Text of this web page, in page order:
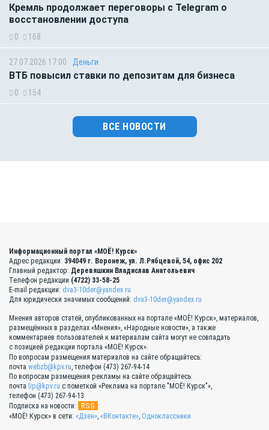
Кремль продолжает переговоры с Telegram о
восстановлении доступа
0 168
27.07.2026 17:00 Деньги
ВТБ повысил ставки по депозитам для бизнеса
0 154
ВСЕ НОВОСТИ
Информационный портал «МОЁ! Курск»
Адрес редакции: 394049 г. Воронеж, ул. Л.Рябцевой, 54, офис 202
Главный редактор: Деревяшкин Владислав Анатольевич
Телефон редакции (4722) 33-58-25
E-mail редакции: dva3-10der@yandex.ru
Для юридически значимых сообщений: dva3-10der@yandex.ru
Мнения авторов статей, опубликованных на портале «МОЁ! Курск», материалов,
размещённых в разделах «Мнения», «Народные новости», а также
комментариев пользователей к материалам сайта могут не совпадать
с позицией редакции портала «МОЁ! Курск».
По вопросам размещения материалов на сайте обращайтесь:
почта webzb@kpv.ru, телефон (473) 267-94-14
По вопросам размещения рекламы на сайте обращайтесь:
почта lip@kpv.ru с пометкой «Реклама на портале "МОЁ! Курск"»,
телефон (473) 267-94-13
Подписка на новости:
RSS
«МОЁ! Курск» в сети: «Дзен», «ВКонтакте», Одноклассники